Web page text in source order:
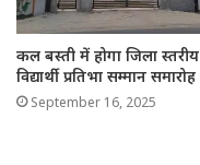
कल बस्ती में होगा जिला स्तरीय
विद्यार्थी प्रतिभा सम्मान समारोह
September 16, 2025